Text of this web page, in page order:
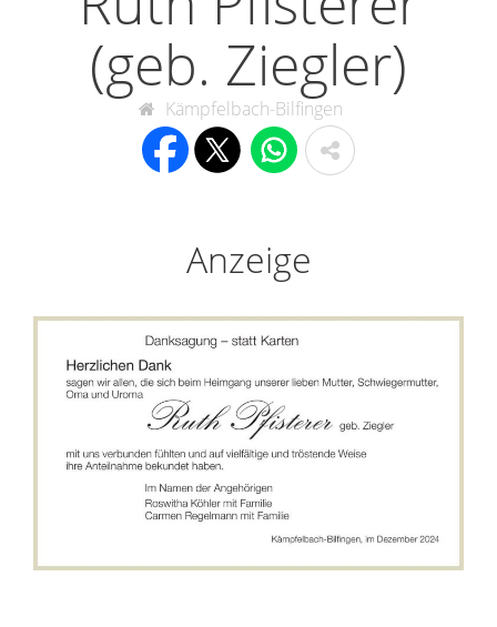
(geb. Ziegler)
Kämpfelbach-Bilfingen
Anzeige